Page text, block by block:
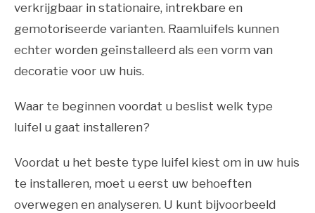
verkrijgbaar in stationaire, intrekbare en
gemotoriseerde varianten. Raamluifels kunnen
echter worden geïnstalleerd als een vorm van
decoratie voor uw huis.
Waar te beginnen voordat u beslist welk type
luifel u gaat installeren?
Voordat u het beste type luifel kiest om in uw huis
te installeren, moet u eerst uw behoeften
overwegen en analyseren. U kunt bijvoorbeeld